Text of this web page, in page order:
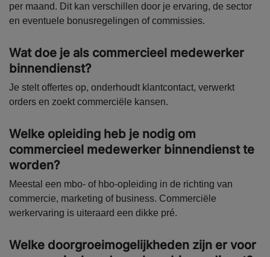
per maand. Dit kan verschillen door je ervaring, de sector
en eventuele bonusregelingen of commissies.
Wat doe je als commercieel medewerker
binnendienst?
Je stelt offertes op, onderhoudt klantcontact, verwerkt
orders en zoekt commerciële kansen.
Welke opleiding heb je nodig om
commercieel medewerker binnendienst te
worden?
Meestal een mbo- of hbo-opleiding in de richting van
commercie, marketing of business. Commerciële
werkervaring is uiteraard een dikke pré.
Welke doorgroeimogelijkheden zijn er voor